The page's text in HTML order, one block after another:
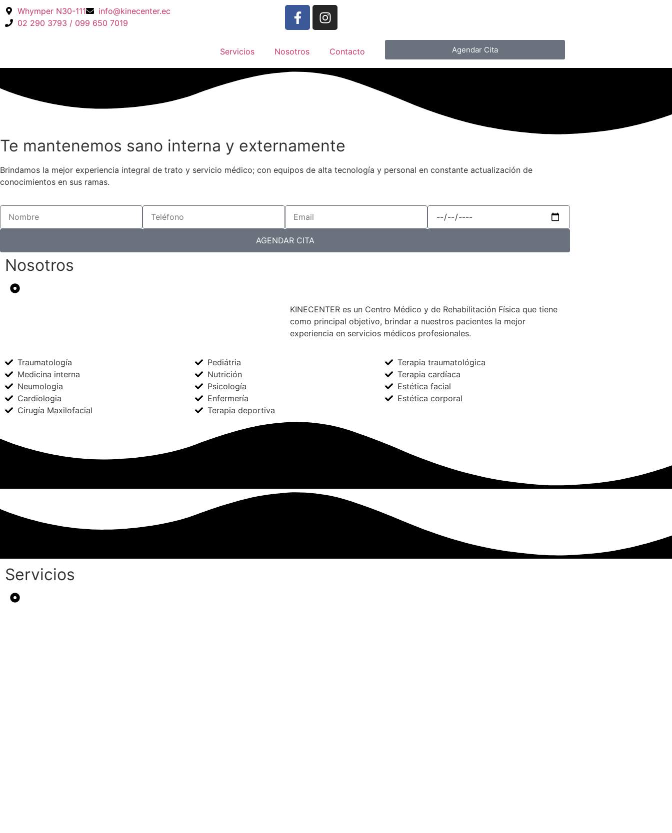
Whymper N30-111
info@kinecenter.ec
02 290 3793 / 099 650 7019
Servicios Nosotros Contacto Agendar Cita
Te mantenemos sano interna y externamente
Brindamos la mejor experiencia integral de trato y servicio médico; con equipos de alta tecnología y personal en constante actualización de
conocimientos en sus ramas.
AGENDAR CITA
Nosotros
KINECENTER es un Centro Médico y de Rehabilitación Física que tiene
como principal objetivo, brindar a nuestros pacientes la mejor
experiencia en servicios médicos profesionales.
Traumatología
Medicina interna
Neumologia
Cardiologia
Cirugía Maxilofacial
Pediátria
Nutrición
Psicología
Enfermería
Terapia deportiva
Terapia traumatológica
Terapia cardíaca
Estética facial
Estética corporal
Servicios